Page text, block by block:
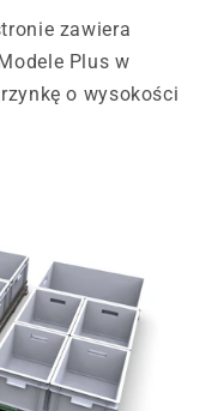
zawiera
Plus w
o wysokości